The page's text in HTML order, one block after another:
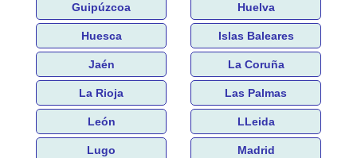
Guipúzcoa Huelva
Huesca Islas Baleares
Jaén La Coruña
La Rioja Las Palmas
León LLeida
Lugo Madrid